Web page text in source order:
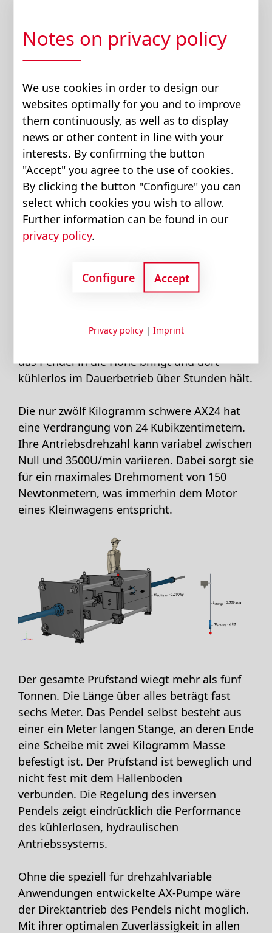
Nachteile herkömmlicher Hydraulik mit dem
Einsatz der neuen AX-Pumpengeneration
überragend und es bieten sich viele
Möglichkeiten, diese Leistungsfähigkeit und
die gewonnenen Erkenntnisse auf andere
Applikationen zu übertragen.
Für Entwicklung und
Demonstration
Das „inverse Pendel“ gilt als Benchmark der
Steuerungs- und Regeltechnik. Wie ein
Jongleur muss ein Pendel in seinem
1,2 Tonnen Masse packen wir auf den von der
das Pendel in die Höhe bringt und dort
kühlerlos im Dauerbetrieb über Stunden hält.
Die nur zwölf Kilogramm schwere AX24 hat
eine Verdrängung von 24 Kubikzentimetern.
Ihre Antriebsdrehzahl kann variabel zwischen
Null und 3500U/min variieren. Dabei sorgt sie
für ein maximales Drehmoment von 150
Newtonmetern, was immerhin dem Motor
eines Kleinwagens entspricht.
Der gesamte Prüfstand wiegt mehr als fünf
Tonnen. Die Länge über alles beträgt fast
sechs Meter. Das Pendel selbst besteht aus
einer ein Meter langen Stange, an deren Ende
eine Scheibe mit zwei Kilogramm Masse
befestigt ist. Der Prüfstand ist beweglich und
nicht fest mit dem Hallenboden
verbunden. Die Regelung des inversen
Pendels zeigt eindrücklich die Performance
des kühlerlosen, hydraulischen
Antriebssystems.
Ohne die speziell für drehzahlvariable
Anwendungen entwickelte AX-Pumpe wäre
der Direktantrieb des Pendels nicht möglich.
Mit ihrer optimalen Zuverlässigkeit in allen
Notes on privacy policy
We use cookies in order to design our
websites optimally for you and to improve
them continuously, as well as to display
news or other content in line with your
interests. By confirming the button
"Accept" you agree to the use of cookies.
By clicking the button "Configure" you can
select which cookies you wish to allow.
Further information can be found in our
privacy policy.
Configure Accept
Privacy policy| Imprint